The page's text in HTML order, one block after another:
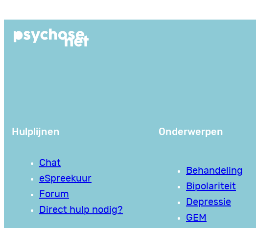
de
Hulplijnen
Chat
eSpreekuur
Forum
Direct hulp nodig?
Onderwerpen
Behandeling
Bipolariteit
Depressie
GEM